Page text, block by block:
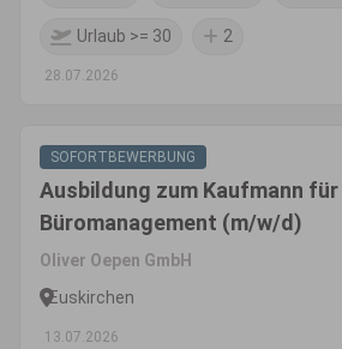
Urlaub >= 30 2
28.07.2026
SOFORTBEWERBUNG
Ausbildung zum Kaufmann für
Büromanagement (m/w/d)
Oliver Oepen GmbH
Euskirchen
13.07.2026